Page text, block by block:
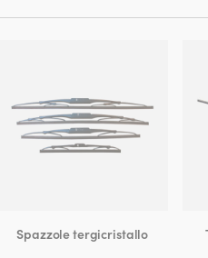
Spazzole tergicristallo